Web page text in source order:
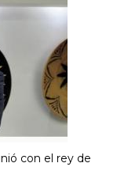
con el rey de